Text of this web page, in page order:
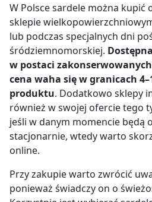
W Polsce sardele można kupić
sklepie
lub podczas specjalnych dni
śródziemnomorskiej.
w postaci
cena waha się w granicach 4
produktu. Dodatkowo sklepy
również w swojej ofercie tego
jeśli w danym momencie będą
stacjonarnie, wtedy warto
online.
Przy zakupie warto zwrócić
ponieważ świadczy on o